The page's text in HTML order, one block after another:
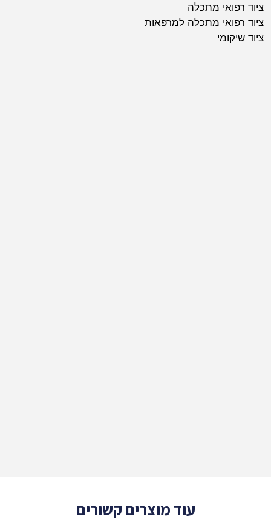
ציוד רפואי מתכלה
ציוד רפואי מתכלה למרפאות
ציוד שיקומי
עוד מוצרים קשורים